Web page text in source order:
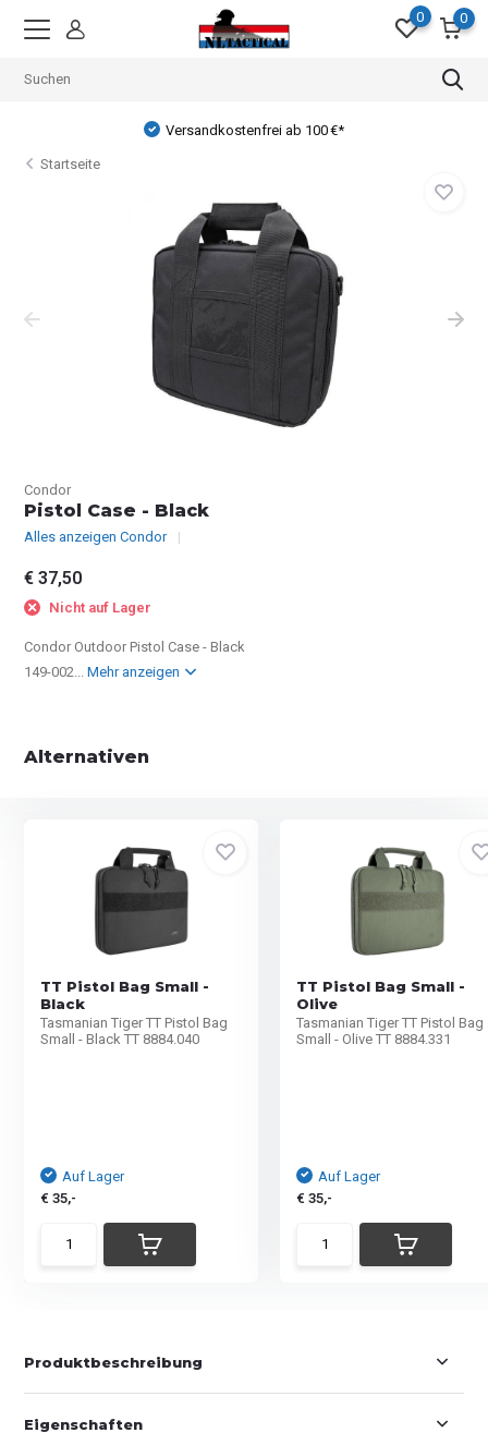
0 0
Versandkostenfrei ab 100 €*
Startseite
Condor
Pistol Case - Black
Alles anzeigen Condor
€ 37,50
Nicht auf Lager
Condor Outdoor Pistol Case - Black
149-002...Mehr anzeigen
Alternativen
TT Pistol Bag Small -
Black
Tasmanian Tiger TT Pistol Bag
Small - Black TT 8884.040
Auf Lager
€ 35,-
TT Pistol Bag Small -
Olive
Tasmanian Tiger TT Pistol Bag
Small - Olive TT 8884.331
Auf Lager
€ 35,-
Produktbeschreibung
Eigenschaften